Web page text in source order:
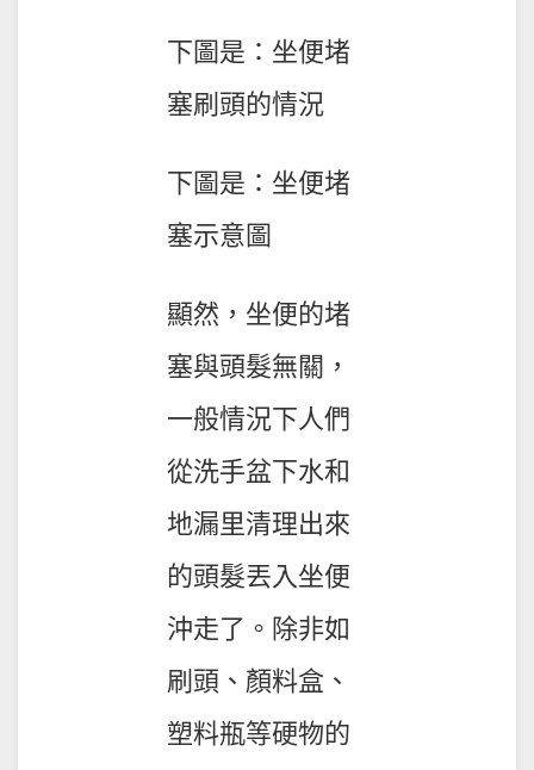
下圖是：坐便堵
塞刷頭的情況
下圖是：坐便堵
塞示意圖
顯然，坐便的堵
塞與頭髮無關，
一般情況下人們
從洗手盆下水和
地漏里清理出來
的頭髮丟入坐便
沖走了。除非如
刷頭、顏料盒、
塑料瓶等硬物的